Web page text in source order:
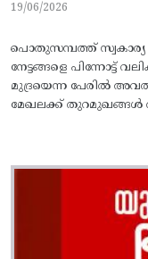
19/06/2026
പൊതുസമ്പത്ത്‌ സ്വകാര്യ
നേട്ടങ്ങളെ പിന്നോട്ട്‌
മുദ്രയെന്ന പേരില്‍
മേഖലക്ക്‌ തുറമുഖങ്ങള്‍